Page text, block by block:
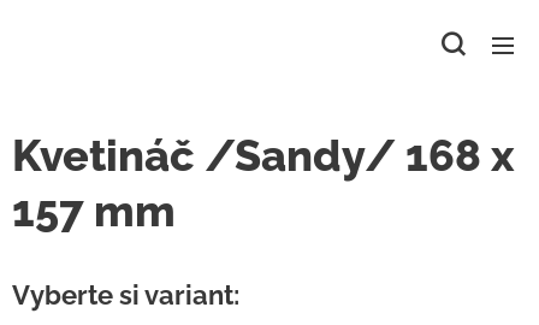
Kvetináč /Sandy/ 168 x
157 mm
Vyberte si variant: